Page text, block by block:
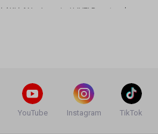
ŁĄKI ŁAN - Jammin / LIVE! Przystanek
LACUNA COIL - Enjoy the Silence - US
Version (OFFICIAL VIDEO)
YouTube Instagram TikTok